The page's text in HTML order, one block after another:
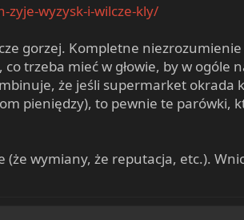
wyzysk-i-wilcze-kly/
gorzej. Kompletne
trzeba mieć w głowie, by w ogóle
że jeśli supermarket okrada
pieniędzy), to pewnie te parówki,
wymiany, że reputacja, etc.).